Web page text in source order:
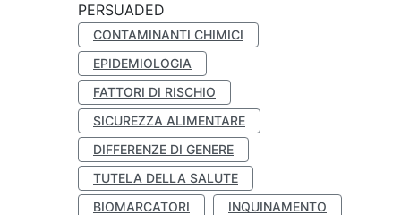
PERSUADED
CONTAMINANTI CHIMICI
EPIDEMIOLOGIA
FATTORI DI RISCHIO
SICUREZZA ALIMENTARE
DIFFERENZE DI GENERE
TUTELA DELLA SALUTE
BIOMARCATORI
INQUINAMENTO